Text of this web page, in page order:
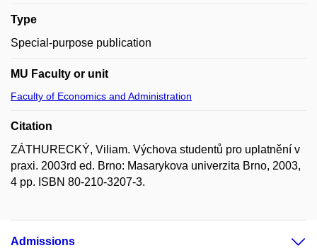
Type
Special-purpose publication
MU Faculty or unit
Faculty of Economics and Administration
Citation
ZÁTHURECKÝ, Viliam. Výchova studentů pro uplatnění v
praxi. 2003rd ed. Brno: Masarykova univerzita Brno, 2003,
4 pp. ISBN 80-210-3207-3.
Admissions